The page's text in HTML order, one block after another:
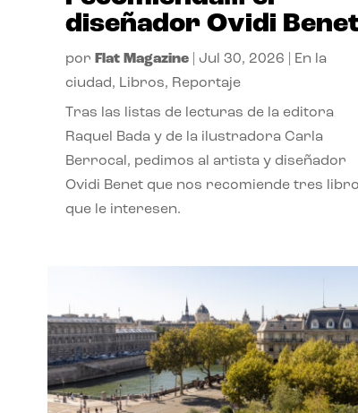
diseñador Ovidi
por Flat Magazine| Jul 30, 2026
En la
ciudad, Libros, Reportaje
Tras las listas de lecturas de la editora
Raquel Bada y de la ilustradora Carla
Berrocal, pedimos al artista y diseñador
Ovidi Benet que nos recomiende tres
que le interesen.